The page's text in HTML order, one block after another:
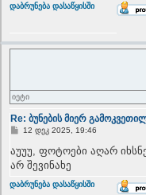
T
დაბრუნება დასაწყისში
იეტი
Re: ბუნების მიერ
P
s
t
12 დეკ 2025, 19:46
აუუუ, ფოტოები აღარ
არ შევინახე
T
დაბრუნება დასაწყისში